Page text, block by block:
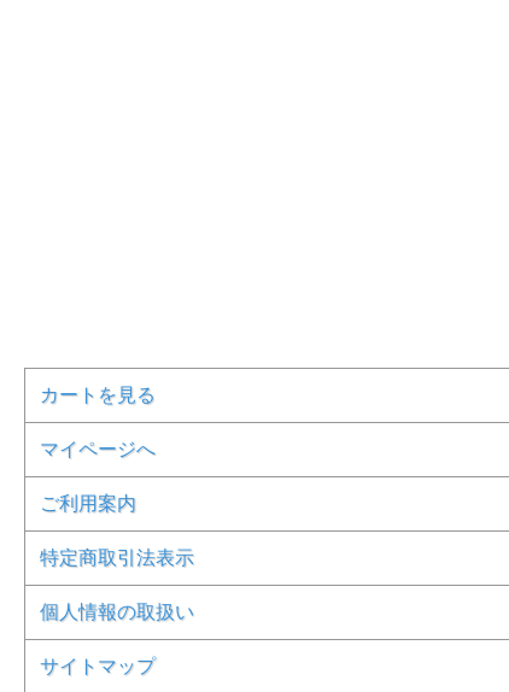
カートを見る
マイページへ
ご利用案内
特定商取引法表示
個人情報の取扱い
サイトマップ